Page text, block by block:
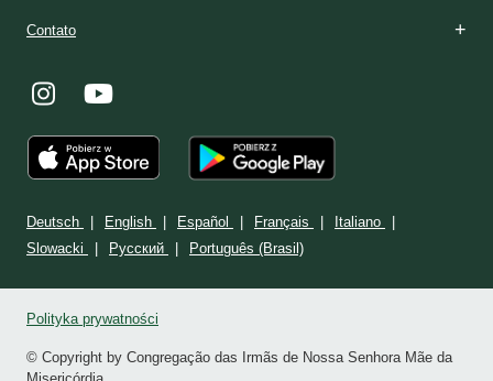
Contato
Deutsch English Español Français
Italiano
Slowacki
Ρусский Português (Brasil)
Polityka prywatności
© Copyright by Congregação das Irmãs de Nossa Senhora Mãe da